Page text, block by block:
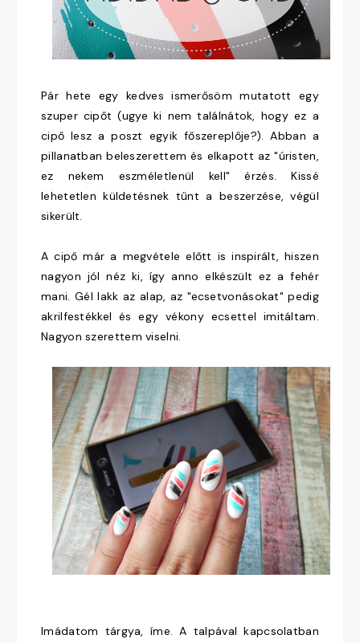
Pár hete egy kedves ismerősöm mutatott egy
szuper cipőt (ugye ki nem találnátok, hogy ez a
cipő lesz a poszt egyik főszereplője?). Abban a
pillanatban beleszerettem és elkapott az "úristen,
ez nekem eszméletlenül kell" érzés. Kissé
lehetetlen küldetésnek tűnt a beszerzése, végül
sikerült.
A cipő már a megvétele előtt is inspirált, hiszen
nagyon jól néz ki, így anno elkészült ez a fehér
mani. Gél lakk az alap, az "ecsetvonásokat" pedig
akrilfestékkel és egy vékony ecsettel imitáltam.
Nagyon szerettem viselni.
Imádatom tárgya, íme. A talpával kapcsolatban